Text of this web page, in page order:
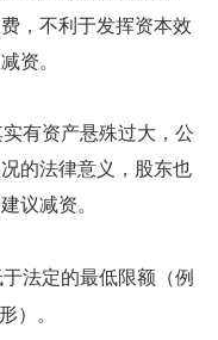
，不利于发挥资本效
资。
有资产悬殊过大，公
的法律意义，股东也
议减资。
法定的最低限额（例
）。